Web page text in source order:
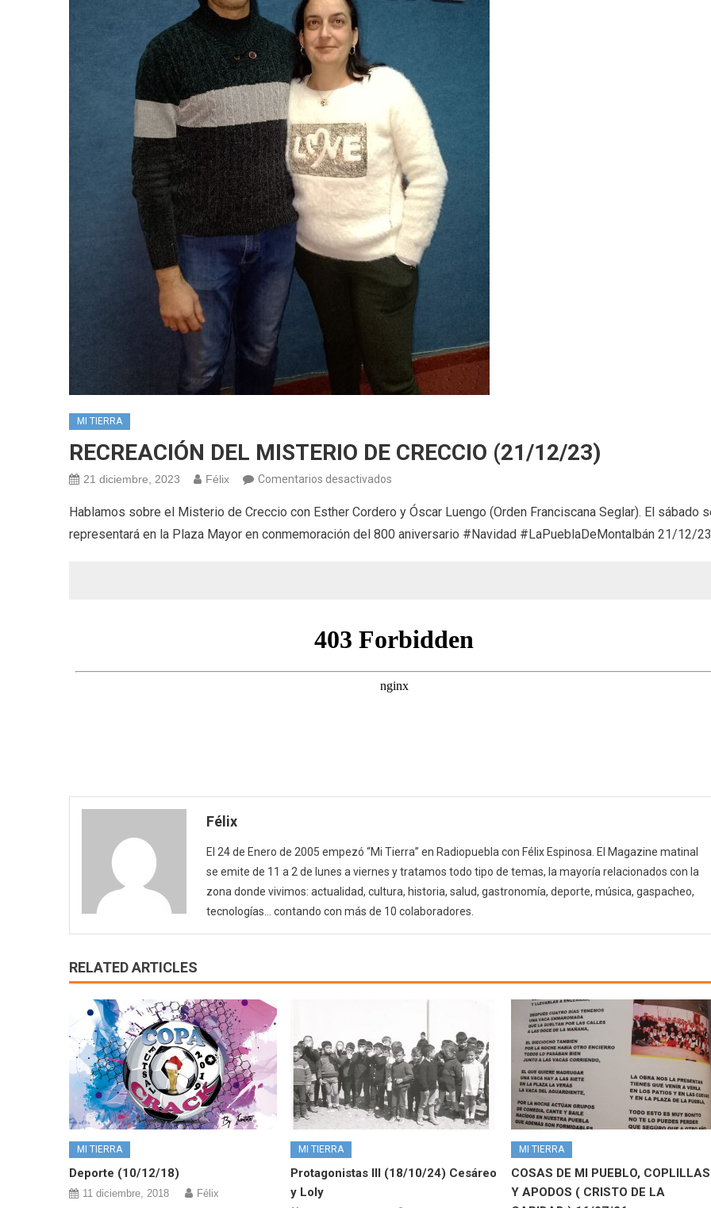
MI TIERRA
RECREACIÓN DEL MISTERIO DE CRECCIO (21/12/23)
21 diciembre, 2023 Félix Comentarios desactivados
DEL
MISTERIO
Hablamos sobre el Misterio de Creccio con Esther Cordero y Óscar Luengo (Orden Franciscana Seglar). El sábado
representará en la Plaza Mayor en conmemoración del 800 aniversario #Navidad #LaPueblaDeMontalbán 21/12/23
Félix
El 24 de Enero de 2005 empezó “Mi Tierra” en Radiopuebla con Félix Espinosa. El Magazine matinal
se emite de 11 a 2 de lunes a viernes y tratamos todo tipo de temas, la mayoría relacionados con la
zona donde vivimos: actualidad, cultura, historia, salud, gastronomía, deporte, música, gaspacheo,
tecnologías… contando con más de 10 colaboradores.
RELATED ARTICLES
MI TIERRA
Deporte (10/12/18)
11 diciembre, 2018 Félix
MI TIERRA
Protagonistas III (18/10/24) Cesáreo
y Loly
MI TIERRA
COSAS DE MI PUEBLO, COPLILLAS
Y APODOS ( CRISTO DE LA